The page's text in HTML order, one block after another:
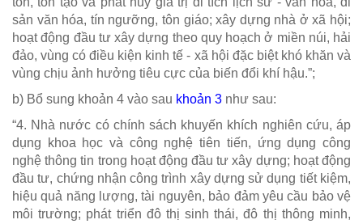
sản văn hóa, tín ngưỡng, tôn giáo; xây dựng nhà ở xã hội;
hoạt động đầu tư xây dựng theo quy hoạch ở miền núi, hải
đảo, vùng có điều kiện kinh tế - xã hội đặc biệt khó khăn và
vùng chịu ảnh hưởng tiêu cực của biến đổi khí hậu.”;
b) Bổ sung khoản 4 vào sau khoản 3 như sau:
“4. Nhà nước có chính sách khuyến khích nghiên cứu, áp
dụng khoa học và công nghệ tiên tiến, ứng dụng công
nghệ thông tin trong hoạt động đầu tư xây dựng; hoạt động
đầu tư, chứng nhận công trình xây dựng sử dụng tiết kiệm,
hiệu quả năng lượng, tài nguyên, bảo đảm yêu cầu bảo vệ
môi trường; phát triển đô thị sinh thái, đô thị thông minh,